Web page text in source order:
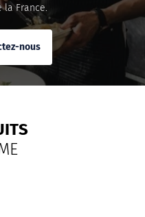
la France.
nous